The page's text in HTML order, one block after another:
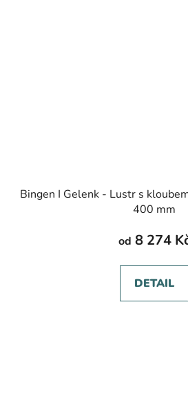
Bingen I Gelenk - Lustr s
400 mm
od 8 274
DETAIL